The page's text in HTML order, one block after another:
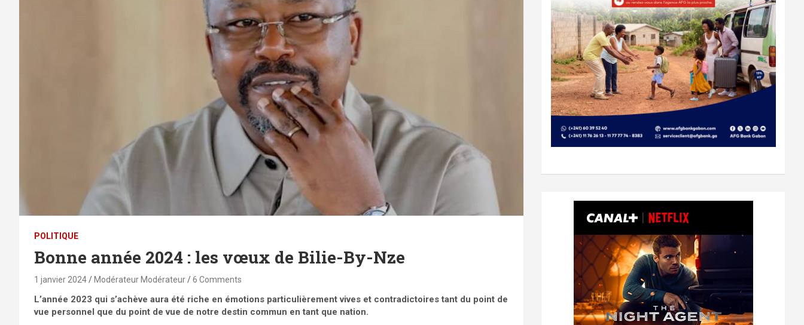
POLITIQUE
Bonne année 2024 : les vœux de Bilie-By-Nze
1 janvier 2024 Modérateur Modérateur 6 Comments
L’année 2023 qui s’achève aura été riche en émotions particulièrement vives et contradictoires tant du point de
vue personnel que du point de vue de notre destin commun en tant que nation.